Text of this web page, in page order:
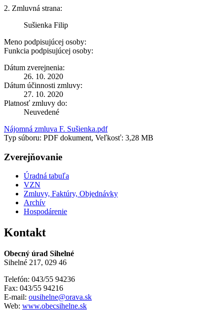
2. Zmluvná strana:
Sušienka Filip
Meno podpisujúcej osoby:
Funkcia podpisujúcej osoby:
Dátum zverejnenia:
26. 10. 2020
Dátum účinnosti zmluvy:
27. 10. 2020
Platnosť zmluvy do:
Neuvedené
Nájomná zmluva F. Sušienka.pdf
Typ súboru: PDF dokument, Veľkosť: 3,28 MB
Zverejňovanie
Úradná tabuľa
VZN
Zmluvy, Faktúry, Objednávky
Archív
Hospodárenie
Kontakt
Obecný úrad Sihelné
Sihelné 217, 029 46
Telefón: 043/55 94236
Fax: 043/55 94216
E-mail: ousihelne@orava.sk
Web: www.obecsihelne.sk